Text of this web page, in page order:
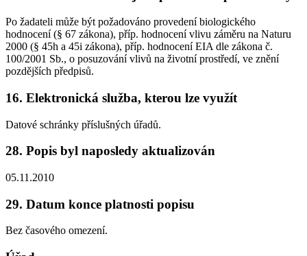
Po žadateli může být požadováno provedení biologického
hodnocení (§ 67 zákona), příp. hodnocení vlivu záměru na Naturu
2000 (§ 45h a 45i zákona), příp. hodnocení EIA dle zákona č.
100/2001 Sb., o posuzování vlivů na životní prostředí, ve znění
pozdějších předpisů.
16. Elektronická služba, kterou lze využít
Datové schránky příslušných úřadů.
28. Popis byl naposledy aktualizován
05.11.2010
29. Datum konce platnosti popisu
Bez časového omezení.